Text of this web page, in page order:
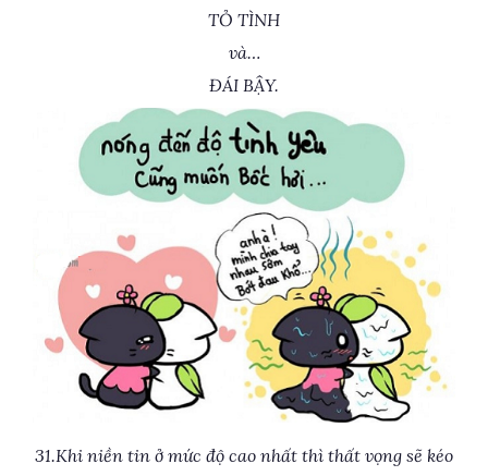
TỎ TÌNH
và…
ĐÁI BẬY.
31.Khi niền tin ở mức độ cao nhất thì thất vọng sẽ kéo